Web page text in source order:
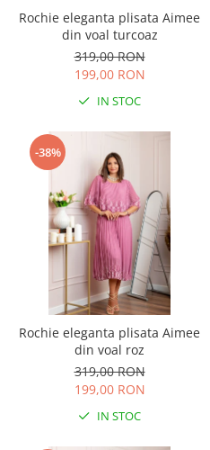
Rochie eleganta plisata Aimee
din voal turcoaz
319,00 RON
199,00 RON
IN STOC
-38%
Rochie eleganta plisata Aimee
din voal roz
319,00 RON
199,00 RON
IN STOC